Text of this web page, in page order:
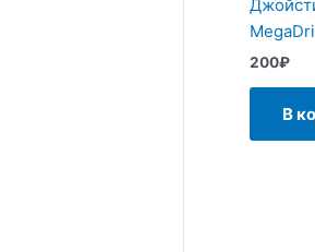
200₽
В